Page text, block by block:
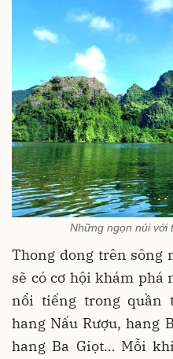
Những ngọn núi với
Thong dong trên sông
sẽ có cơ hội khám
nổi tiếng trong quần
hang Nấu Rượu, hang
hang Ba Giọt… Mỗi